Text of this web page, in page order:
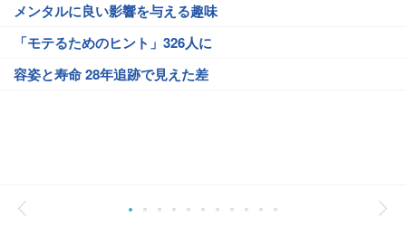
メンタルに良い影響を与える趣味
「モテるためのヒント」326人に
容姿と寿命 28年追跡で見えた差